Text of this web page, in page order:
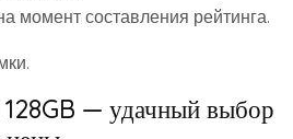
момент составления рейтинга.
— удачный выбор